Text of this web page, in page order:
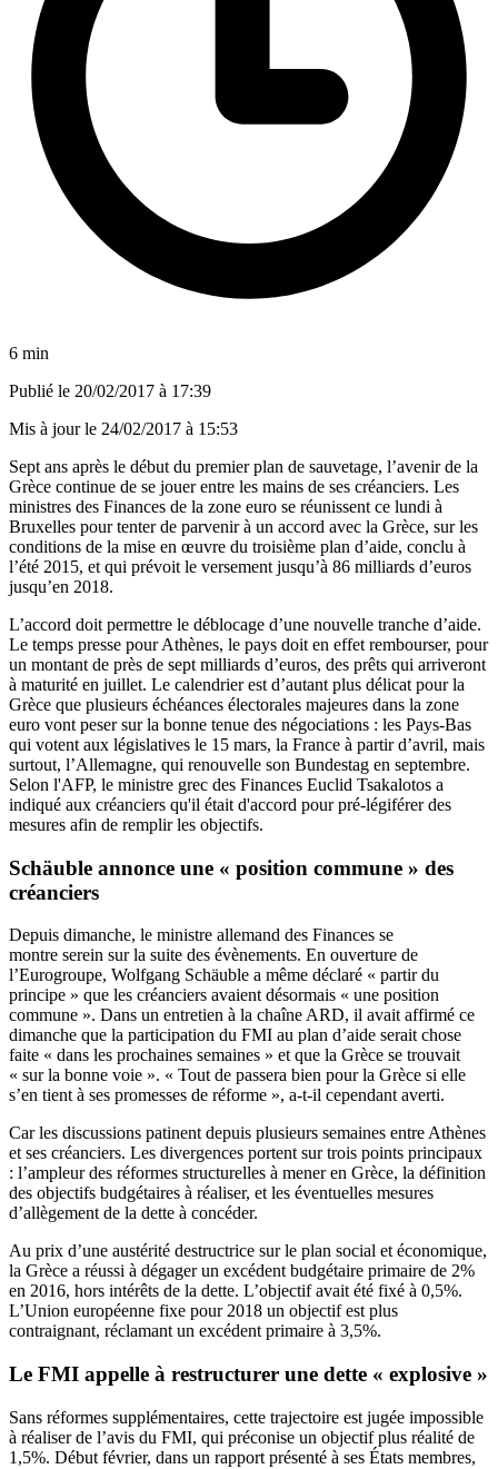
6 min
Publié le 20/02/2017 à 17:39
Mis à jour le 24/02/2017 à 15:53
Sept ans après le début du premier plan de sauvetage, l’avenir de la
Grèce continue de se jouer entre les mains de ses créanciers. Les
ministres des Finances de la zone euro se réunissent ce lundi à
Bruxelles pour tenter de parvenir à un accord avec la Grèce, sur les
conditions de la mise en œuvre du troisième plan d’aide, conclu à
l’été 2015, et qui prévoit le versement jusqu’à 86 milliards d’euros
jusqu’en 2018.
L’accord doit permettre le déblocage d’une nouvelle tranche d’aide.
Le temps presse pour Athènes, le pays doit en effet rembourser, pour
un montant de près de sept milliards d’euros, des prêts qui arriveront
à maturité en juillet. Le calendrier est d’autant plus délicat pour la
Grèce que plusieurs échéances électorales majeures dans la zone
euro vont peser sur la bonne tenue des négociations : les Pays-Bas
qui votent aux législatives le 15 mars, la France à partir d’avril, mais
surtout, l’Allemagne, qui renouvelle son Bundestag en septembre.
Selon l'AFP, le ministre grec des Finances Euclid Tsakalotos a
indiqué aux créanciers qu'il était d'accord pour pré-légiférer des
mesures afin de remplir les objectifs.
Schäuble annonce une « position commune » des
créanciers
Depuis dimanche, le ministre allemand des Finances se
montre serein sur la suite des évènements. En ouverture de
l’Eurogroupe, Wolfgang Schäuble a même déclaré « partir du
principe » que les créanciers avaient désormais « une position
commune ». Dans un entretien à la chaîne ARD, il avait affirmé ce
dimanche que la participation du FMI au plan d’aide serait chose
faite « dans les prochaines semaines » et que la Grèce se trouvait
« sur la bonne voie ». « Tout de passera bien pour la Grèce si elle
s’en tient à ses promesses de réforme », a-t-il cependant averti.
Car les discussions patinent depuis plusieurs semaines entre Athènes
et ses créanciers. Les divergences portent sur trois points principaux
: l’ampleur des réformes structurelles à mener en Grèce, la définition
des objectifs budgétaires à réaliser, et les éventuelles mesures
d’allègement de la dette à concéder.
Au prix d’une austérité destructrice sur le plan social et économique,
la Grèce a réussi à dégager un excédent budgétaire primaire de 2%
en 2016, hors intérêts de la dette. L’objectif avait été fixé à 0,5%.
L’Union européenne fixe pour 2018 un objectif est plus
contraignant, réclamant un excédent primaire à 3,5%.
Le FMI appelle à restructurer une dette « explosive »
Sans réformes supplémentaires, cette trajectoire est jugée impossible
à réaliser de l’avis du FMI, qui préconise un objectif plus réalité de
1,5%. Début février, dans un rapport présenté à ses États membres,